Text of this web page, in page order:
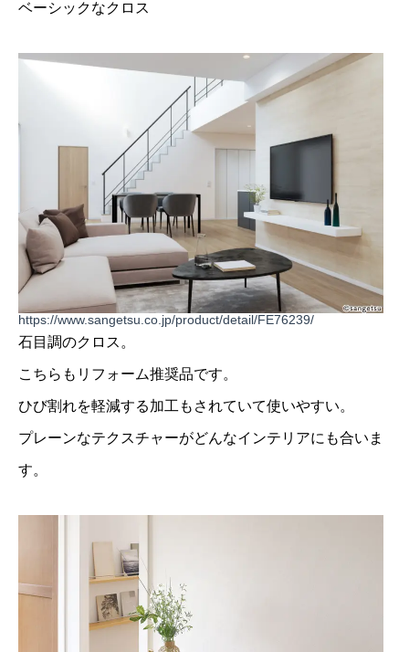
ベーシックなクロス
https://www.sangetsu.co.jp/product/detail/FE76239/
石目調のクロス。
こちらもリフォーム推奨品です。
ひび割れを軽減する加工もされていて使いやすい。
プレーンなテクスチャーがどんなインテリアにも合いま
す。